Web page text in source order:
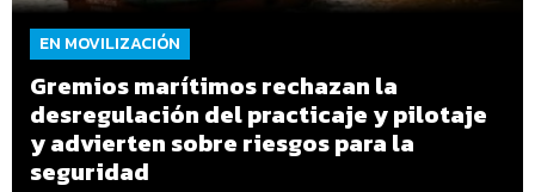
EN MOVILIZACIÓN
Gremios marítimos rechazan la
desregulación del practicaje y pilotaje
y advierten sobre riesgos para la
seguridad